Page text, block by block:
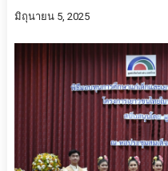
มิถุนายน 5, 2025